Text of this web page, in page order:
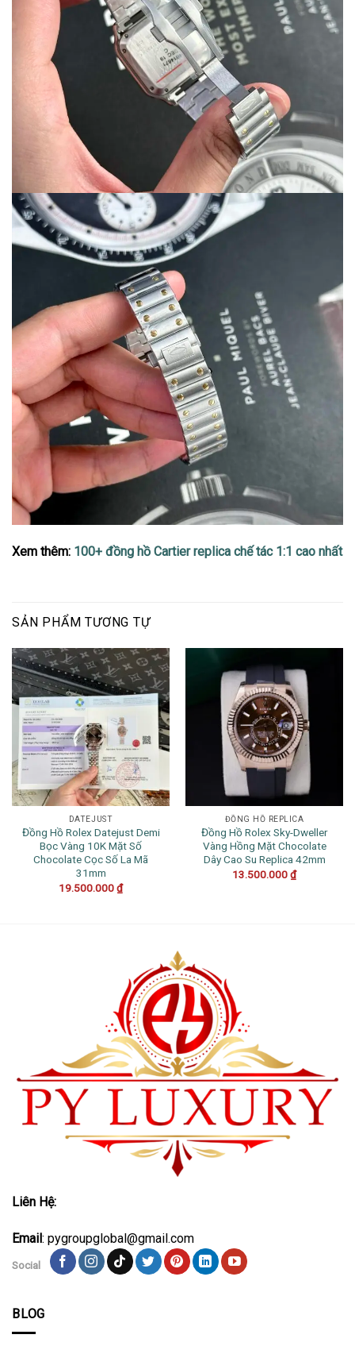
Xem thêm: 100+ đồng hồ Cartier replica chế tác 1:1 cao nhất
SẢN PHẨM TƯƠNG TỰ
DATEJUST
Đồng Hồ Rolex Datejust Demi
Bọc Vàng 10K Mặt Số
Chocolate Cọc Số La Mã
31mm
19.500.000₫
ĐỒNG HỒ REPLICA
Đồng Hồ Rolex Sky-Dweller
Vàng Hồng Mặt Chocolate
Dây Cao Su Replica 42mm
13.500.000₫
Liên Hệ:
Email: pygroupglobal@gmail.com
Social
BLOG